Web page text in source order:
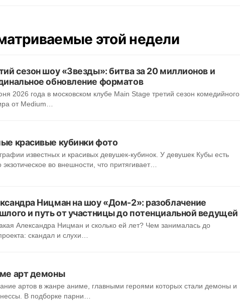
этой недели
сезон шоу «Звезды»: битва за 20 миллионов и
обновление форматов
2026 года в московском клубе Main Stage третий сезон комедийного
от Medium…
красивые кубинки фото
известных и красивых девушек-кубинок. У девушек Кубы есть
экзотическое во внешности, что притягивает…
Ницман на шоу «Дом-2»: разоблачение
и путь от участницы до потенциальной ведущей
Александра Ницман и сколько ей лет? Чем занималась до
скандал и слухи…
арт демоны
артов в жанре аниме, главными героями которых стали демоны и
В подборке парни…